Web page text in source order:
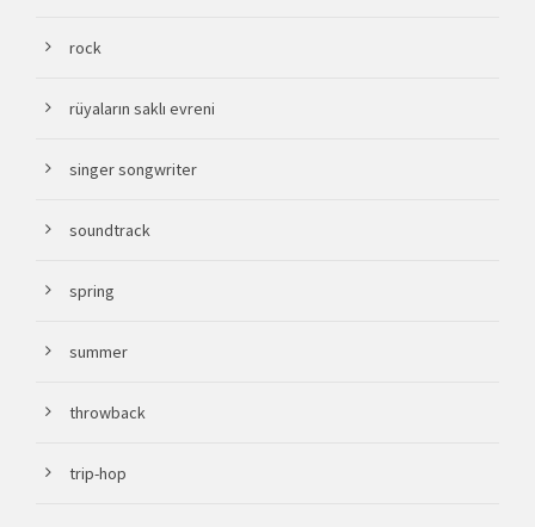
rock
rüyaların saklı evreni
singer songwriter
soundtrack
spring
summer
throwback
trip-hop